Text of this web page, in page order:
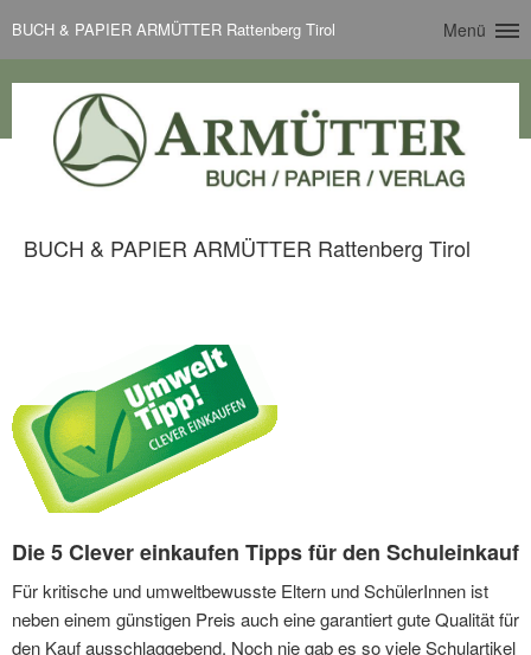
BUCH & PAPIER ARMÜTTER Rattenberg Tirol Menü
BUCH & PAPIER ARMÜTTER Rattenberg Tirol
Die 5 Clever einkaufen Tipps für den Schuleinkauf
Für kritische und umweltbewusste Eltern und SchülerInnen ist
neben einem günstigen Preis auch eine garantiert gute Qualität für
den Kauf ausschlaggebend. Noch nie gab es so viele Schulartikel